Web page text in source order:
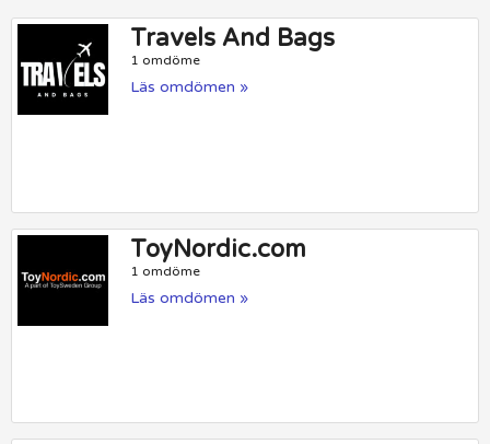
Travels And Bags
1 omdöme
Läs omdömen »
ToyNordic.com
1 omdöme
Läs omdömen »